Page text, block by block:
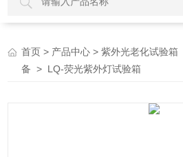
首页 > 产品中心 >紫外光老化试验箱
备 > LQ-荧光紫外灯试验箱